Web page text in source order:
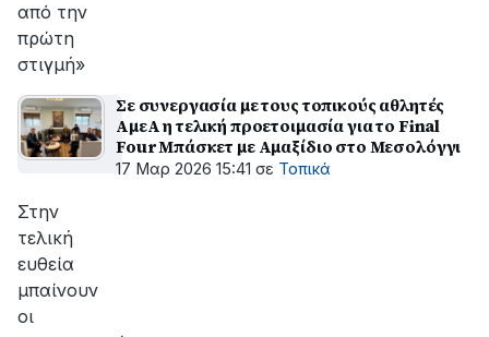
από την
πρώτη
στιγμή»
Σε συνεργασία με τους τοπικούς αθλητές
ΑμεΑ η τελική προετοιμασία για το Final
Four Μπάσκετ με Αμαξίδιο στο Μεσολόγγι
17 Μαρ 2026 15:41 σε Τοπικά
Στην
τελική
ευθεία
μπαίνουν
οι